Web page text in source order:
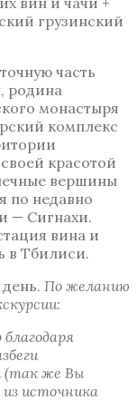
грузинский
часть
родина
монастыря
комплекс
красотой
вершины
по недавно
— Сигнахи.
вина и
в Тбилиси.
По желанию
(так же Вы
источника